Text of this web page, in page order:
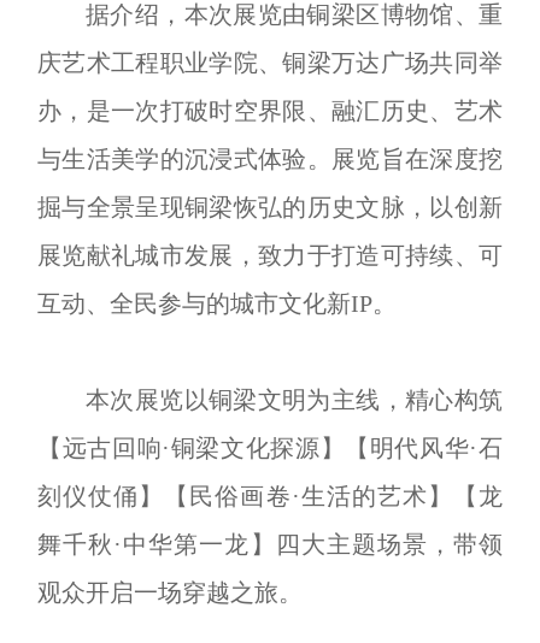
据介绍，本次展览由铜梁区博物馆、重
庆艺术工程职业学院、铜梁万达广场共同举
办，是一次打破时空界限、融汇历史、艺术
与生活美学的沉浸式体验。展览旨在深度挖
掘与全景呈现铜梁恢弘的历史文脉，以创新
展览献礼城市发展，致力于打造可持续、可
互动、全民参与的城市文化新IP。
本次展览以铜梁文明为主线，精心构筑
【远古回响·铜梁文化探源】【明代风华·石
刻仪仗俑】【民俗画卷·生活的艺术】【龙
舞千秋·中华第一龙】四大主题场景，带领
观众开启一场穿越之旅。